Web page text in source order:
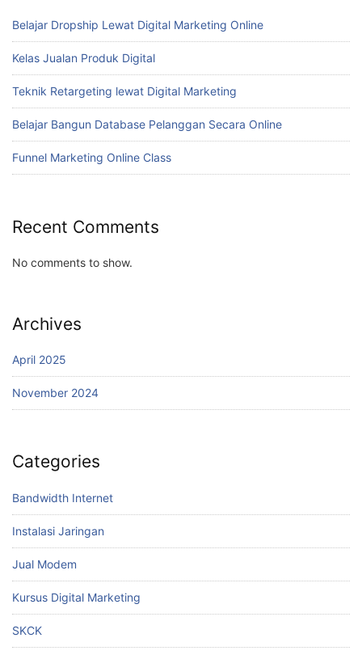
Belajar Dropship Lewat Digital Marketing Online
Kelas Jualan Produk Digital
Teknik Retargeting lewat Digital Marketing
Belajar Bangun Database Pelanggan Secara Online
Funnel Marketing Online Class
Recent Comments
No comments to show.
Archives
April 2025
November 2024
Categories
Bandwidth Internet
Instalasi Jaringan
Jual Modem
Kursus Digital Marketing
SKCK